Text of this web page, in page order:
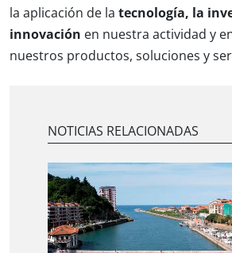
la aplicación de la tecnología, la
innovación en nuestra actividad y
nuestros productos, soluciones y
NOTICIAS RELACIONADAS